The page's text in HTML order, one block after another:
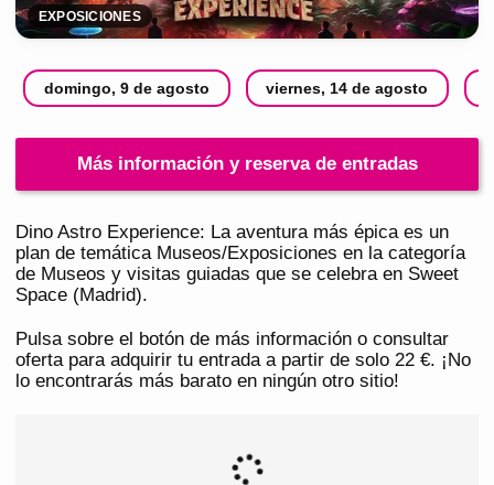
EXPOSICIONES
domingo, 9 de agosto viernes, 14 de agosto
Más información y reserva de entradas
Dino Astro Experience: La aventura más épica es un
plan de temática Museos/Exposiciones en la categoría
de Museos y visitas guiadas que se celebra en Sweet
Space (Madrid).
Pulsa sobre el botón de más información o consultar
oferta para adquirir tu entrada a partir de solo 22 €. ¡No
lo encontrarás más barato en ningún otro sitio!